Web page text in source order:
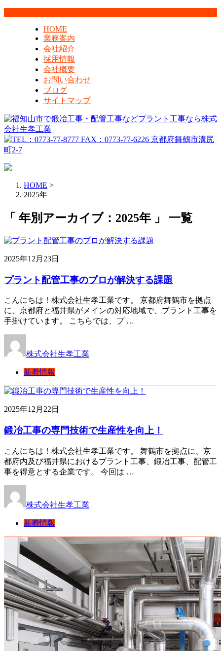
HOME
業務案内
会社紹介
採用情報
会社概要
お問い合わせ
ブログ
サイトマップ
HOME >
2025年
「 年別アーカイブ：2025年 」 一覧
2025年12月23日
プラント配管工事のプロが解決する課題
こんにちは！株式会社生孝工業です。 京都府舞鶴市を拠点
に、京都府と福井県がメインの対応地域で、プラント工事を
手掛けています。 こちらでは、プ …
株式会社生孝工業
新着情報
2025年12月22日
鍛冶工事の専門技術で生産性を向上！
こんにちは！株式会社生孝工業です。 舞鶴市を拠点に、京
都府内及び福井県におけるプラント工事、鍛冶工事、配管工
事を得意とする企業です。 今回は …
株式会社生孝工業
新着情報